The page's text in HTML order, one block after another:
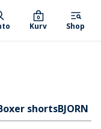
Kurv
0
Shop
shortsBJORN